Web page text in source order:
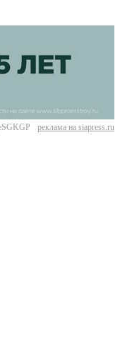
реклама на siapress.ru